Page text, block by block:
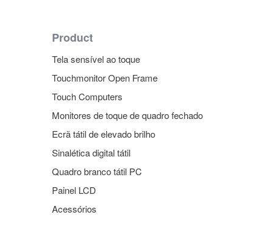
Product
Tela sensível ao toque
Touchmonitor Open Frame
Touch Computers
Monitores de toque de quadro fechado
Ecrã tátil de elevado brilho
Sinalética digital tátil
Quadro branco tátil PC
Painel LCD
Acessórios